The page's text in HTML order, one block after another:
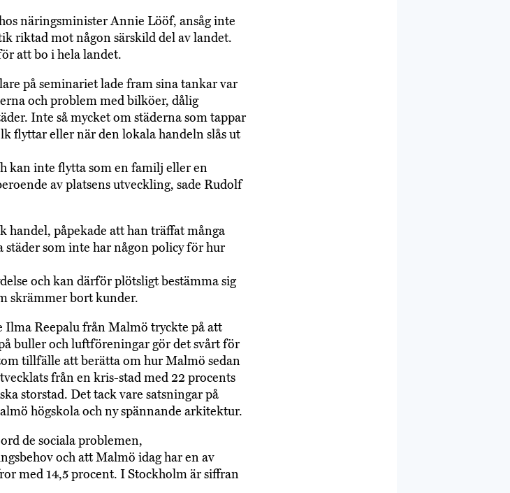
näringsminister Annie Lööf, ansåg inte
riktad mot någon särskild del av landet.
att bo i hela landet.
på seminariet lade fram sina tankar var
och problem med bilköer, dålig
Inte så mycket om städerna som tappar
flyttar eller när den lokala handeln slås ut
kan inte flytta som en familj eller en
av platsens utveckling, sade Rudolf
handel, påpekade att han träffat många
som inte har någon policy för hur
och kan därför plötsligt bestämma sig
skrämmer bort kunder.
Reepalu från Malmö tryckte på att
buller och luftföreningar gör det svårt för
tillfälle att berätta om hur Malmö sedan
från en kris-stad med 22 procents
storstad. Det tack vare satsningar på
högskola och ny spännande arkitektur.
de sociala problemen,
och att Malmö idag har en av
med 14,5 procent. I Stockholm är siffran